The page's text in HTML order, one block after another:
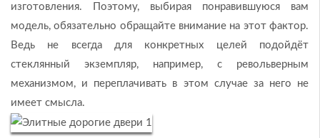
изготовления. Поэтому, выбирая понравившуюся вам
модель, обязательно обращайте внимание на этот фактор.
Ведь не всегда для конкретных целей подойдёт
стеклянный экземпляр, например, с револьверным
механизмом, и переплачивать в этом случае за него не
имеет смысла.